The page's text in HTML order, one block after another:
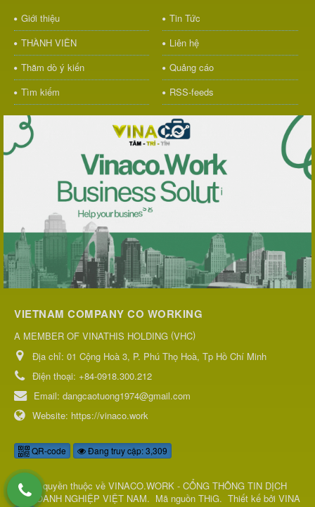
Giới thiệu
Tin Tức
THÀNH VIÊN
Liên hệ
Thăm dò ý kiến
Quảng cáo
Tìm kiếm
RSS-feeds
VIETNAM COMPANY CO WORKING
A MEMBER OF VINATHIS HOLDING (VHC)
Địa chỉ: 01 Cộng Hoà 3, P. Phú Thọ Hoà, Tp Hồ Chí Minh
Điện thoại: +84-0918.300.212
Email: dangcaotuong1974@gmail.com
Website: https://vinaco.work
QR-code Đang truy cập: 3,309
© Bản quyền thuộc về VINACO.WORK - CỔNG THÔNG TIN DỊCH
VỤ DOANH NGHIỆP VIỆT NAM. Mã nguồn THiG. Thiết kế bởi VINA